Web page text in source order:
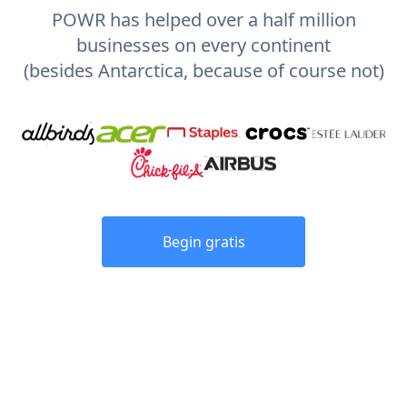
POWR has helped over a half million
businesses on every continent
(besides Antarctica, because of course not)
Begin gratis